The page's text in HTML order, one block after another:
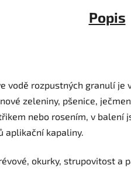
Popis
vodě rozpustných granulí je
zeleniny, pšenice,
nebo rosením, v balení
aplikační kapaliny.
okurky, strupovitost a